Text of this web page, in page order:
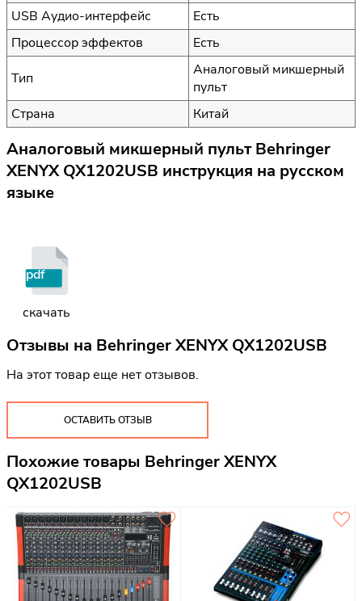
USB Аудио-интерфейс
Есть
Процессор эффектов
Есть
Тип
Аналоговый микшерный
пульт
Страна
Китай
Аналоговый микшерный пульт Behringer
XENYX QX1202USB инструкция на русском
языке
pdf
скачать
Отзывы на Behringer XENYX QX1202USB
На этот товар еще нет отзывов.
ОСТАВИТЬ ОТЗЫВ
Похожие товары Behringer XENYX
QX1202USB